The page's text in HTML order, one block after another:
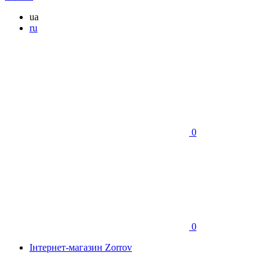
ua
ru
0
0
Інтернет-магазин Zorrov